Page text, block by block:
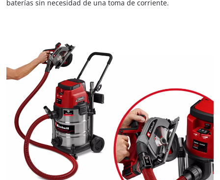
baterías sin necesidad de una toma de corriente.